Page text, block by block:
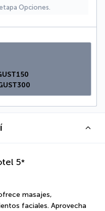
Opciones.
5*
masajes,
faciales. Aprovecha